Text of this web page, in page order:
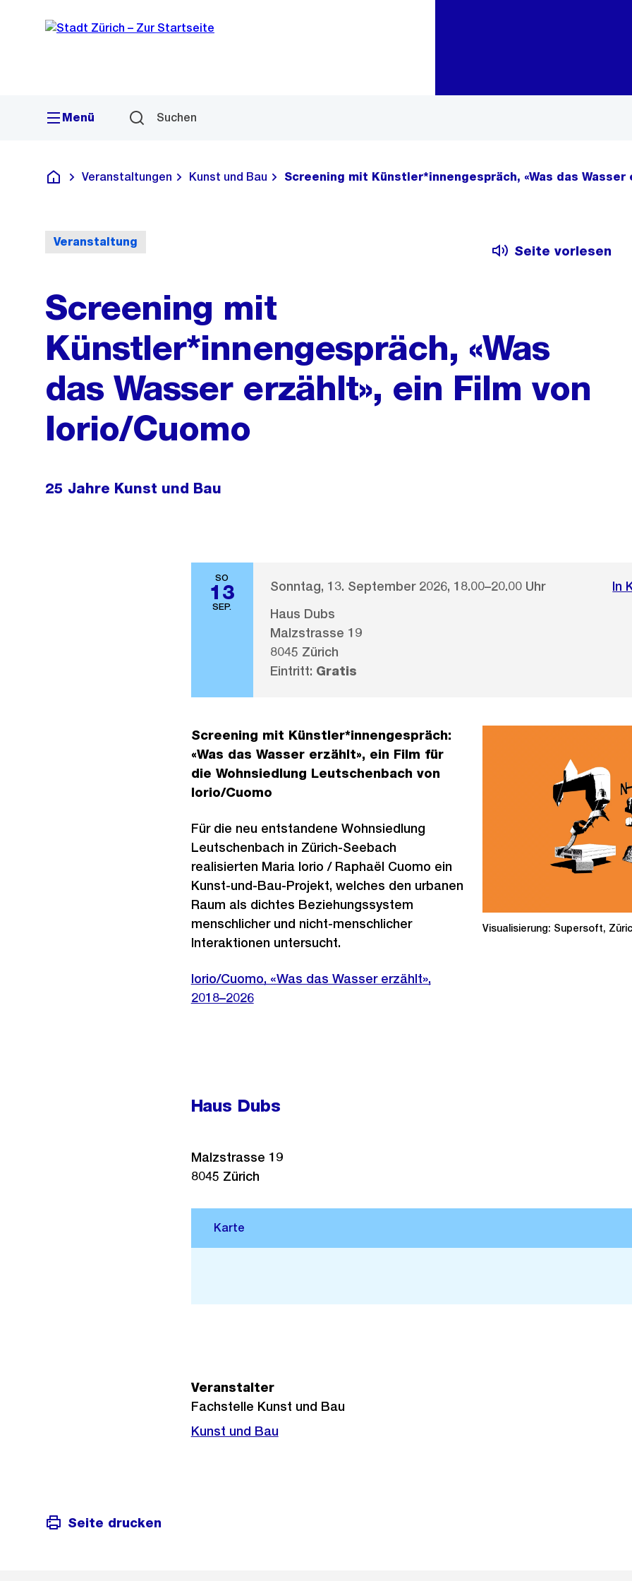
Navigation
Sprunglink
Menü Suchen
Deutsch
Veranstaltungen Kunst und Bau Screening mit Künstler*innengespräch, «Was das
Veranstaltung
Seite vorlesen
Screening mit
Künstler*innengespräch, «Was
das Wasser erzählt», ein Film von
Iorio/Cuomo
25 Jahre Kunst und Bau
SO
13
SEP.
Sonntag, 13. September 2026, 18.00–20.00 Uhr
In
Haus Dubs
Malzstrasse 19
8045 Zürich
Eintritt: Gratis
Screening mit Künstler*innengespräch:
«Was das Wasser erzählt», ein Film für
die Wohnsiedlung Leutschenbach von
Iorio/Cuomo
Für die neu entstandene Wohnsiedlung
Leutschenbach in Zürich-Seebach
realisierten Maria Iorio / Raphaël Cuomo ein
Kunst-und-Bau-Projekt, welches den urbanen
Raum als dichtes Beziehungssystem
menschlicher und nicht-menschlicher
Interaktionen untersucht.
Iorio/Cuomo, «Was das Wasser erzählt»,
2018–2026
Visualisierung: Supersoft,
Haus Dubs
Malzstrasse 19
8045 Zürich
Veranstalter
Fachstelle Kunst und Bau
Kunst und Bau
Seite drucken